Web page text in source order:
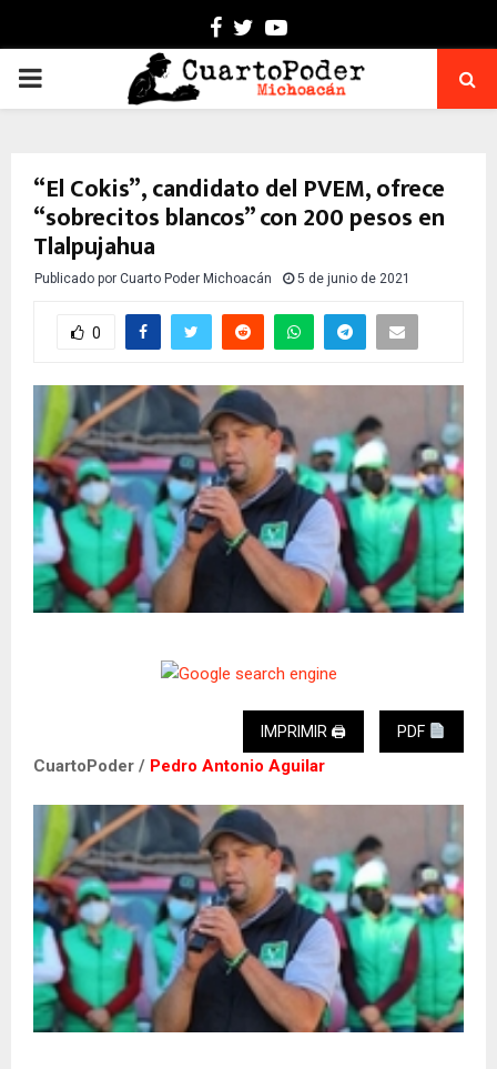
Facebook
TwitterYoutube
PRIMARY
“El Cokis”, candidato del PVEM, ofrece
“sobrecitos blancos” con 200 pesos en
Tlalpujahua
Publicado por Cuarto Poder Michoacán 5 de junio de 2021
0
IMPRIMIR 🖨 PDF
CuartoPoder / Pedro Antonio Aguilar